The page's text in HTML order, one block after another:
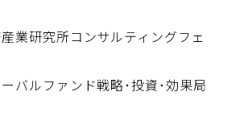
業研究所コンサルティングフェ
バルファンド戦略･投資･効果局